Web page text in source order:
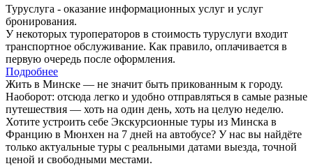
Туруслуга - оказание информационных услуг и услуг
бронирования.
У некоторых туроператоров в стоимость туруслуги входит
транспортное обслуживание. Как правило, оплачивается в
первую очередь после оформления.
Подробнее
Жить в Минске — не значит быть прикованным к городу.
Наоборот: отсюда легко и удобно отправляться в самые разные
путешествия — хоть на один день, хоть на целую неделю.
Хотите устроить себе Экскурсионные туры из Минска в
Францию в Мюнхен на 7 дней на автобусе? У нас вы найдёте
только актуальные туры с реальными датами выезда, точной
ценой и свободными местами.